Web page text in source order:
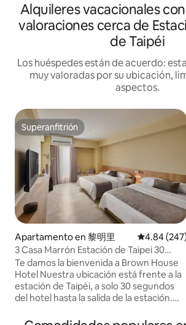
Alquileres vacacionales
valoraciones cerca de
de Taipéi
Los huéspedes están de acuerdo:
muy valoradas por su ubicación,
aspectos.
Superanfitrión
Superanfitrión
Apartamento en 黎明里
4.84
3 Casa Marrón Estación de Taipei 30
segundos Taipei Habitación para 4
personas Estación principal de Taipei
Te damos la bienvenida a Brown House
Hotel Nuestra ubicación está frente a la
estación de Taipéi, a solo 30 segundos
del hotel hasta la salida de la estación.
aeropuerto/expreso/tren/HSR/autobús